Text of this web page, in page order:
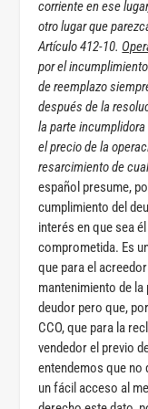
corriente en ese
otro lugar que
Artículo 412-10.
por el
de reemplazo
después de la
la parte
el precio de la
resarcimiento de
español presume,
cumplimiento del
interés en que sea
comprometida. Es
que para el
mantenimiento de
deudor pero que,
CCO, que para la
vendedor el previo
entendemos que no
un fácil acceso al